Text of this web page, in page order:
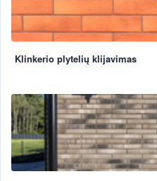
Klinkerio plytelių klijavimas